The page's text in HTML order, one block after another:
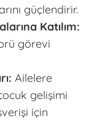
güçlendirir.
Katılım:
görevi
Ailelere
gelişimi
için